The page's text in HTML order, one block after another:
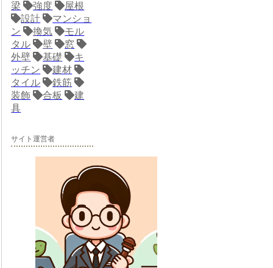
梁
強度
屋根
設計
マンショ
ン
換気
モル
タル
壁
窓
外壁
基礎
キ
ッチン
建材
タイル
鉄筋
装飾
合板
建
具
サイト運営者